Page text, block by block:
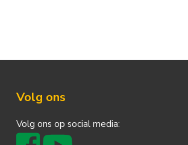
Footer
Volg ons
Volg ons op social media: